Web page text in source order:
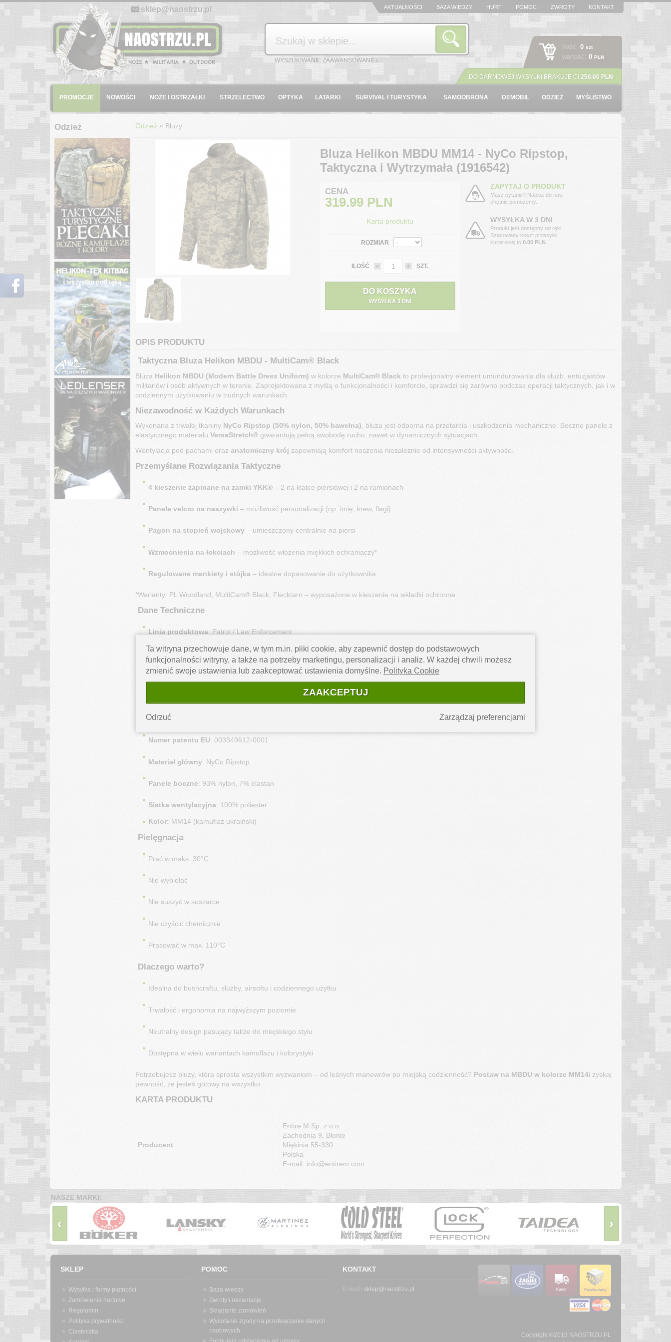
AKTUALNOŚCI BAZA WIEDZY HURT POMOC ZWROTY KONTAKT
E-mail:
sklep@naostrzu.pl
Ilość: 0 szt
wartość: 0 PLN
Szukaj
WYSZUKIWANIE ZAAWANSOWANE ›
DO DARMOWEJ WYSYŁKI BRAKUJE CI 250.00 PLN
Menu
PROMOCJE NOWOŚCI NOŻE I OSTRZAŁKI STRZELECTWO OPTYKA LATARKI SURVIVAL I TURYSTYKA SAMOOBRONA DEMOBIL ODZIEŻ MYŚLISTWO
Odzież Odzież » Bluzy
Bluza Helikon MBDU MM14 - NyCo Ripstop,
Taktyczna i Wytrzymała (1916542)
CENA
319.99 PLN
Karta produktu
ROZMIAR
ILOŚĆ SZT.
DO KOSZYKA
WYSYŁKA 3 DNI
ZAPYTAJ O PRODUKT
Masz pytanie? Napisz do nas,
chętnie pomożemy.
WYSYŁKA W 3 DNI
Produkt jest dostępny od ręki.
Szacowany koszt przesyłki
kurierskiej to 0.00 PLN
OPIS PRODUKTU
Taktyczna Bluza Helikon MBDU - MultiCam® Black
Bluza Helikon MBDU (Modern Battle Dress Uniform) w kolorze MultiCam® Black to profesjonalny element umundurowania dla służb, entuzjastów
militariów i osób aktywnych w terenie. Zaprojektowana z myślą o funkcjonalności i komforcie, sprawdzi się zarówno podczas operacji taktycznych, jak i w
codziennym użytkowaniu w trudnych warunkach.
Niezawodność w Każdych Warunkach
Wykonana z trwałej tkaniny NyCo Ripstop (50% nylon, 50% bawełna), bluza jest odporna na przetarcia i uszkodzenia mechaniczne. Boczne panele z
elastycznego materiału VersaStretch®gwarantują pełną swobodę ruchu, nawet w dynamicznych sytuacjach.
Wentylacja pod pachami oraz anatomiczny krój zapewniają komfort noszenia niezależnie od intensywności aktywności.
Przemyślane Rozwiązania Taktyczne
4 kieszenie zapinane na zamki YKK®– 2 na klatce piersiowej i 2 na ramionach
Panele velcro na naszywki – możliwość personalizacji (np. imię, krew, flagi)
Pagon na stopień wojskowy– umieszczony centralnie na piersi
Wzmocnienia na łokciach – możliwość włożenia miękkich ochraniaczy*
Regulowane mankiety i stójka – idealne dopasowanie do użytkownika
*Warianty: PL Woodland, MultiCam® Black, Flecktarn – wyposażone w kieszenie na wkładki ochronne.
Dane Techniczne
Linia produktowa: Patrol / Law Enforcement
Fason: Regular
Zapięcie: Guziki kanadyjskie, kryte patką
Waga (rozmiar L)
Numer patentu EU: 003349612-0001
Materiał główny: NyCo Ripstop
Panele boczne: 93% nylon, 7% elastan
Siatka wentylacyjna: 100% poliester
Kolor: MM14 (kamuflaż ukraiński)
Pielęgnacja
Prać w maks. 30°C
Nie wybielać
Nie suszyć w suszarce
Nie czyścić chemicznie
Prasować w max. 110°C
Dlaczego warto?
Idealna do bushcraftu, służby, airsoftu i codziennego użytku
Trwałość i ergonomia na najwyższym poziomie
Neutralny design pasujący także do miejskiego stylu
Dostępna w wielu wariantach kamuflażu i kolorystyki
Potrzebujesz bluzy, która sprosta wszystkim wyzwaniom – od leśnych manewrów po miejską codzienność? Postaw na MBDU w kolorze MM14i zyskaj
pewność, że jesteś gotowy na wszystko.
KARTA PRODUKTU
Producent
Entire M Sp. z o.o.
Zachodnia 9, Błonie
Miękinia 55-330
Polska
E-mail: info@entirem.com
NASZE MARKI:
‹ ›
Copyright ©2013 NAOSTRZU.PL
SKLEP
Wysyłka i formy płatności
Zamówienia hurtowe
Regulamin
Polityka prywatności
Ciasteczka
POMOC
Baza wiedzy
Zwroty i reklamacje
Składanie zamówień
Wycofanie zgody na przetwarzanie danych
osobowych
KONTAKT
sklep@naostrzu.pl
Ta witryna przechowuje dane, w tym m.in. pliki cookie, aby zapewnić dostęp do podstawowych
funkcjonalności witryny, a także na potrzeby marketingu, personalizacji i analiz. W każdej chwili możesz
zmienić swoje ustawienia lub zaakceptować ustawienia domyślne. Polityka Cookie
ZAAKCEPTUJ
Zarządzaj preferencjami
Odrzuć